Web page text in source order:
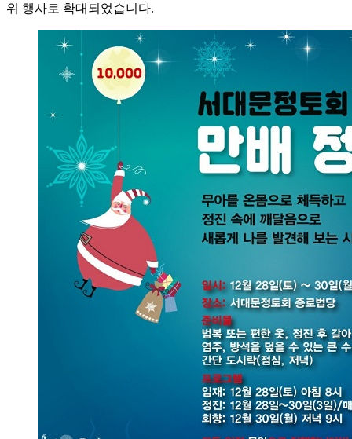
위 행사로 확대되었습니다.